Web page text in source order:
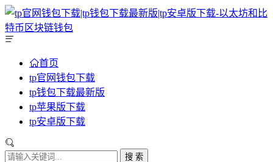
首页
tp官网钱包下载
tp钱包下载最新版
tp苹果版下载
tp安卓版下载
搜 索